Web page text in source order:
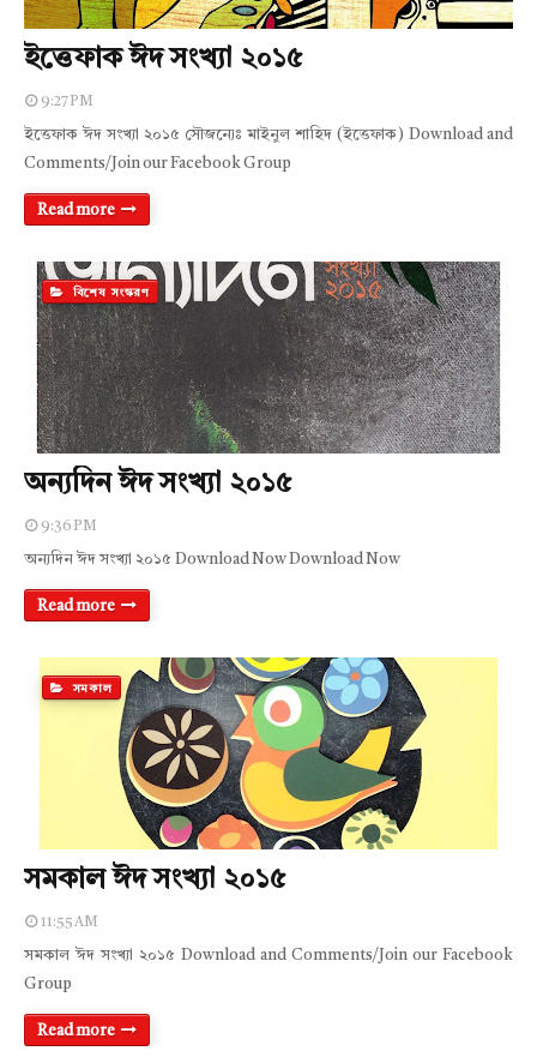
ইত্তেফাক ঈদ সংখ্যা ২০১৫
9:27 PM
ইত্তেফাক ঈদ সংখ্যা ২০১৫ সৌজন্যেঃ মাইনুল শাহিদ (ইত্তেফাক) Download and
Comments/Join our Facebook Group
Read more
বিশেষ সংস্করণ
অন্যদিন ঈদ সংখ্যা ২০১৫
9:36 PM
অন্যদিন ঈদ সংখ্যা ২০১৫ Download Now Download Now
Read more
সমকাল
সমকাল ঈদ সংখ্যা ২০১৫
11:55 AM
সমকাল ঈদ সংখ্যা ২০১৫ Download and Comments/Join our Facebook
Group
Read more